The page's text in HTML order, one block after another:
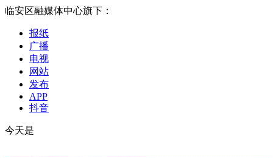
临安区融媒体中心旗下：
报纸
广播
电视
网站
发布
APP
抖音
今天是